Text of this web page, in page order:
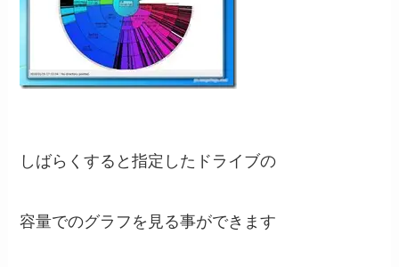
しばらくすると指定したドライブの
容量でのグラフを見る事ができます